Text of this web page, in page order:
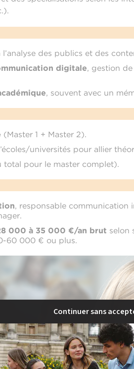
l’analyse des publics et des
digitale, gestion
, souvent avec un
(Master 1 + Master 2).
universités pour allier
total pour le master complet).
, responsable communication
000 à 35 000 €/an brut selon
60 000 € ou plus.